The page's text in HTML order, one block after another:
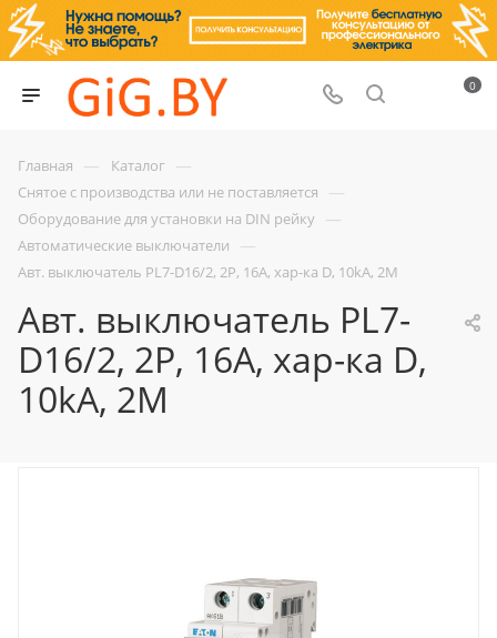
0
Главная — Каталог —
Снятое с производства или не поставляется —
Оборудование для установки на DIN рейку —
Автоматические выключатели —
Авт. выключатель PL7-D16/2, 2P, 16A, хар-ка D, 10kA, 2M
Авт. выключатель PL7-
D16/2, 2P, 16A, хар-ка D,
10kA, 2M